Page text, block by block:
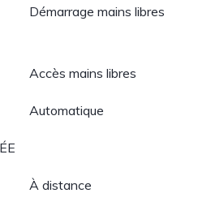
Démarrage mains libres
Accès mains libres
Automatique
À distance